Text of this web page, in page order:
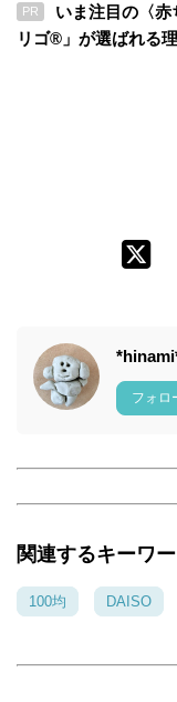
PR
いま注目の〈
リゴ®」が選ばれる
フォロ
関連するキーワ
100均 DAISO